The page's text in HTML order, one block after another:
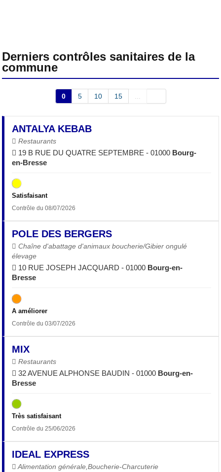
Derniers contrôles sanitaires de la
commune
0 5 10 15
ANTALYA KEBAB
Restaurants
19 B RUE DU QUATRE SEPTEMBRE - 01000 Bourg-
en-Bresse
Satisfaisant
Contrôle du 08/07/2026
POLE DES BERGERS
Chaîne d'abattage d'animaux boucherie/Gibier ongulé
élevage
10 RUE JOSEPH JACQUARD - 01000 Bourg-en-
Bresse
A améliorer
Contrôle du 03/07/2026
MIX
Restaurants
32 AVENUE ALPHONSE BAUDIN - 01000 Bourg-en-
Bresse
Très satisfaisant
Contrôle du 25/06/2026
IDEAL EXPRESS
Alimentation générale,Boucherie-Charcuterie